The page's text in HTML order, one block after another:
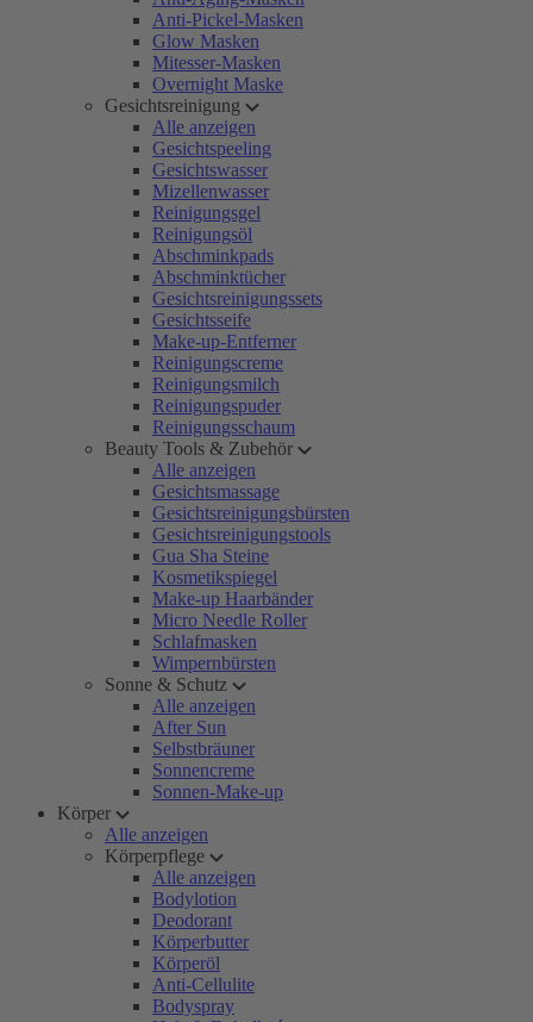
Anti-Pickel-Masken
Glow Masken
Mitesser-Masken
Overnight Maske
Gesichtsreinigung
Alle anzeigen
Gesichtspeeling
Gesichtswasser
Mizellenwasser
Reinigungsgel
Reinigungsöl
Abschminkpads
Abschminktücher
Gesichtsreinigungssets
Gesichtsseife
Make-up-Entferner
Reinigungscreme
Reinigungsmilch
Reinigungspuder
Reinigungsschaum
Beauty Tools & Zubehör
Alle anzeigen
Gesichtsmassage
Gesichtsreinigungsbürsten
Gesichtsreinigungstools
Gua Sha Steine
Kosmetikspiegel
Make-up Haarbänder
Micro Needle Roller
Schlafmasken
Wimpernbürsten
Sonne & Schutz
Alle anzeigen
After Sun
Selbstbräuner
Sonnencreme
Sonnen-Make-up
Körper
Alle anzeigen
Körperpflege
Alle anzeigen
Bodylotion
Deodorant
Körperbutter
Körperöl
Anti-Cellulite
Bodyspray